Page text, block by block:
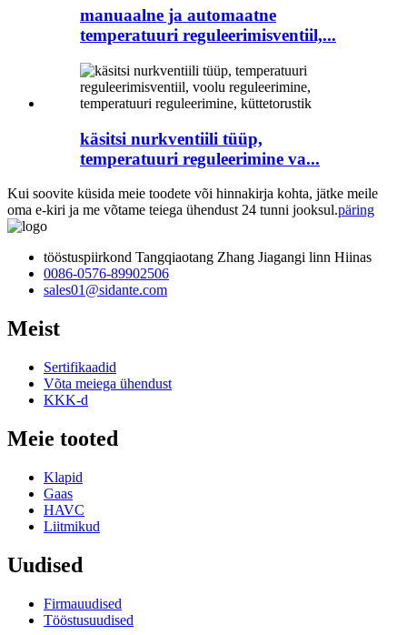
manuaalne ja automaatne
temperatuuri reguleerimisventiil,...
käsitsi nurkventiili tüüp,
temperatuuri reguleerimine va...
Kui soovite küsida meie toodete või hinnakirja kohta, jätke meile
oma e-kiri ja me võtame teiega ühendust 24 tunni jooksul.päring
tööstuspiirkond Tangqiaotang Zhang Jiagangi linn Hiinas
0086-0576-89902506
sales01@sidante.com
Meist
Sertifikaadid
Võta meiega ühendust
KKK-d
Meie tooted
Klapid
Gaas
HAVC
Liitmikud
Uudised
Firmauudised
Tööstusuudised